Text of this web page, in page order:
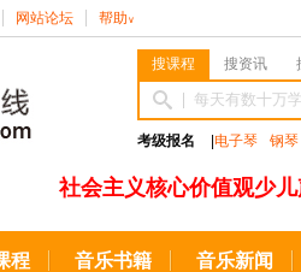
网站论坛 帮助 ∨
搜课程 搜资讯
考级报名 电子琴 钢琴
社会主义核心价值观少
程 音乐书籍 音乐新闻